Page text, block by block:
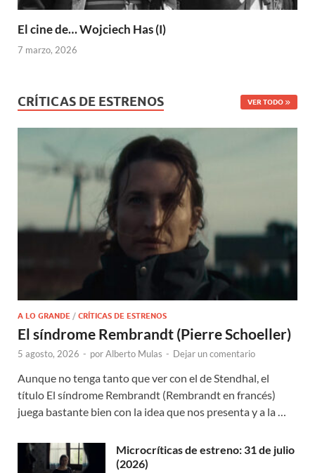
El cine de… Wojciech Has (I)
7 marzo, 2026
CRÍTICAS DE ESTRENOS VER TODO
A LO GRANDE / CRÍTICAS DE ESTRENOS
El síndrome Rembrandt (Pierre Schoeller)
5 agosto, 2026 - porAlberto Mulas - Dejar un comentario
Aunque no tenga tanto que ver con el de Stendhal, el
título El síndrome Rembrandt (Rembrandt en francés)
juega bastante bien con la idea que nos presenta y a la …
Microcríticas de estreno: 31 de julio
(2026)